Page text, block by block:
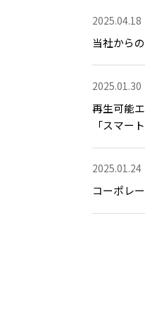
2025.04.18
当社から
2025.01.30
再生可能
「スマー
2025.01.24
コーポレ